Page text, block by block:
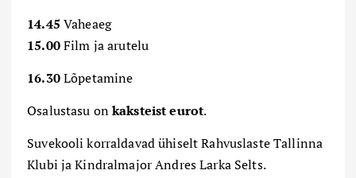
14.45 Vaheaeg
15.00Film ja arutelu
16.30Lõpetamine
Osalustasu onkaksteisteurot.
Suvekooli korraldavad ühiselt Rahvuslaste Tallinna
Klubi ja Kindralmajor Andres Larka Selts.